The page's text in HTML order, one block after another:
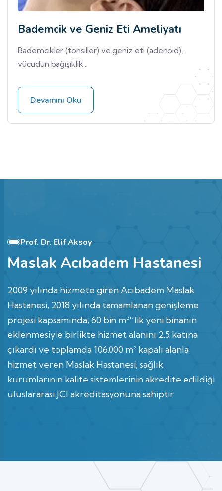
Bademcik ve Geniz Eti Ameliyatı
Bademcikler (tonsiller) ve geniz eti (adenoid),
vücudun bağışıklık...
Devamını Oku
Prof. Dr. Elif Aksoy
Maslak Acıbadem Hastanesi
2009 yılında hizmete giren Acıbadem Maslak
Hastanesi, 2018 yılında tamamlanan genişleme
projesi kapsamında; 60 bin m²'’lik yeni binanın
eklenmesiyle birlikte hizmet alanını 2.5 katına
çıkardı ve toplamda 106.000 m² kapalı alanla
hizmet veren Maslak Hastanesi, sağlık
kurumlarının kalite sistemlerinin akredite edildiği
uluslararası JCI akreditasyonuna sahiptir.